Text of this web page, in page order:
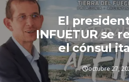
El
INFUETUR se
el cónsul
octubre 27,